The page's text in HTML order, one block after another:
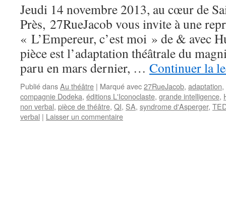
Jeudi 14 novembre 2013, au cœur de
Près, 27RueJacob vous invite à une
« L’Empereur, c’est moi » de & avec
pièce est l’adaptation théâtrale du
paru en mars dernier, … Continuer la
Publié dansAu théâtre | Marqué avec27RueJacob, adaptation,
compagnie Dodeka, éditions L'Iconoclaste, grande intelligence,
non verbal, pièce de théâtre, QI, SA, syndrome d'Asperger,
verbal | Laisser un commentaire